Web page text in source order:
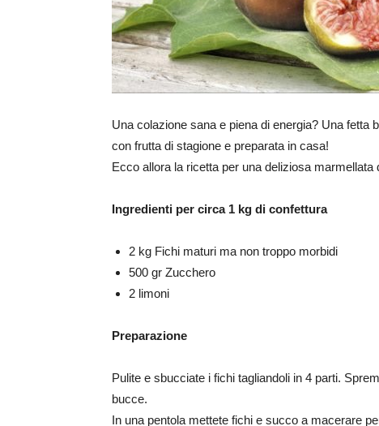
Una colazione sana e piena di energia? Una
con frutta di stagione e preparata in casa!
Ecco allora la ricetta per una deliziosa marmellata
Ingredienti per circa 1 kg di confettura
2 kg Fichi maturi ma non troppo morbidi
500 gr Zucchero
2 limoni
Preparazione
Pulite e sbucciate i fichi tagliandoli in 4 parti.
bucce.
In una pentola mettete fichi e succo a macerare